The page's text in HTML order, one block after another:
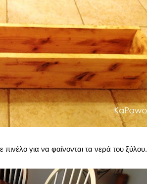
για να φαίνονται τα νερά του ξύλου.